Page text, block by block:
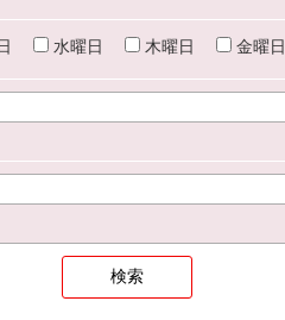
水曜日 木曜日 金曜日